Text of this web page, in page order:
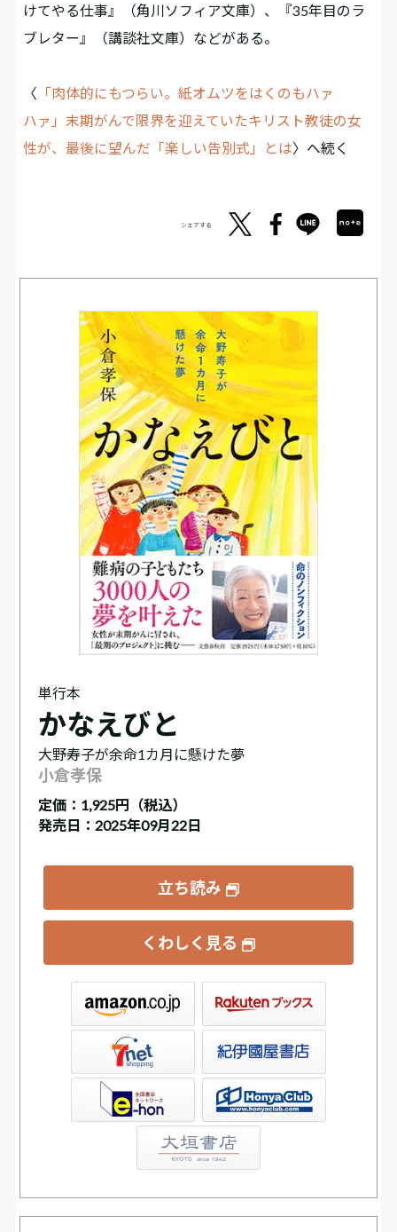
けてやる仕事』（角川ソフィア文庫）、『35年目のラ
ブレター』（講談社文庫）などがある。
〈 「肉体的にもつらい。紙オムツをはくのもハァ
ハァ」末期がんで限界を迎えていたキリスト教徒の女
性が、最後に望んだ「楽しい告別式」とは〉へ続く
シェアする
単行本
かなえびと
大野寿子が余命1カ月に懸けた夢
小倉孝保
定価： 1,925円（税込）
発売日：2025年09月22日
立ち読み
くわしく見る
書店ウェブストア